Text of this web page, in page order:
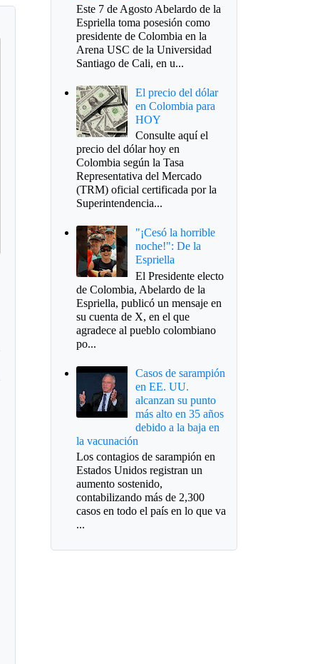
Este 7 de Agosto Abelardo de la
Espriella toma posesión como
presidente de Colombia en la
Arena USC de la Universidad
Santiago de Cali, en u...
El precio del dólar
en Colombia para
HOY
Consulte aquí el
precio del dólar hoy en
Colombia según la Tasa
Representativa del Mercado
(TRM) oficial certificada por la
Superintendencia...
"¡Cesó la horrible
noche!": De la
Espriella
El Presidente electo
de Colombia, Abelardo de la
Espriella, publicó un mensaje en
su cuenta de X, en el que
agradece al pueblo colombiano
po...
Casos de sarampión
en EE. UU.
alcanzan su punto
más alto en 35 años
debido a la baja en
la vacunación
Los contagios de sarampión en
Estados Unidos registran un
aumento sostenido,
contabilizando más de 2,300
casos en todo el país en lo que va
...